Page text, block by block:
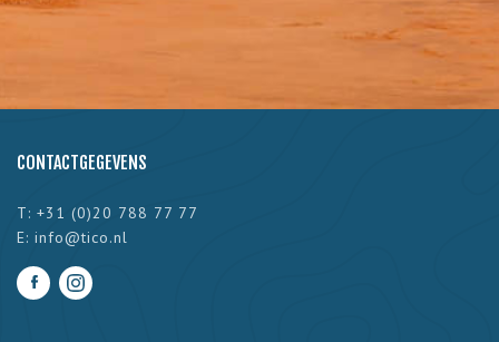
CONTACTGEGEVENS
T: +31 (0)20 788 77 77
E: info@tico.nl